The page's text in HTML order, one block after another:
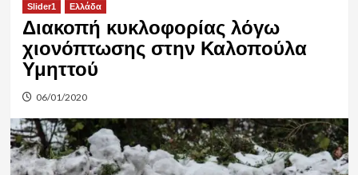
Slider1 Ελλάδα
Διακοπή κυκλοφορίας λόγω
χιονόπτωσης στην Καλοπoύλα
Υμηττού
06/01/2020